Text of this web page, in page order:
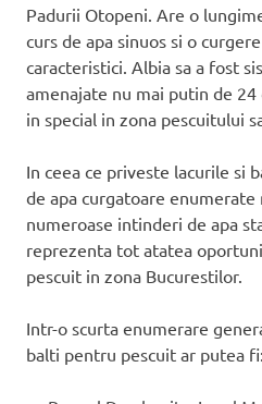
Padurii Otopeni. Are o
curs de apa sinuos si o
caracteristici. Albia sa a fost
amenajate nu mai putin de
in special in zona pescuitului
In ceea ce priveste lacurile si
de apa curgatoare enumerate
numeroase intinderi de apa
reprezenta tot atatea
pescuit in zona Bucurestilor.
Intr-o scurta enumerare
balti pentru pescuit ar putea fi: